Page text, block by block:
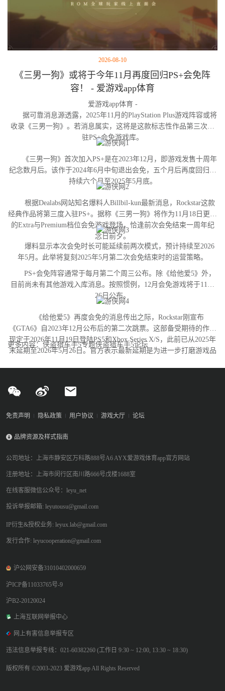
2026-08-10
《三男一狗》或将于今年11月再度回归PS+会免阵
容！ - 爱游戏app体育
爱游戏app体育 -
据可靠消息源透露，2025年11月的PlayStation Plus游戏阵容或将
收录《三男一狗》。若消息属实，这将是这款标志性作品第三次进
驻PS+会免游戏库。
《三男一狗》首次加入PS+是在2023年12月，即游戏发售十周年
纪念数月后。该作于2024年6月中旬退出会免，五个月后再度回归并
持续六个月至2025年5月底。
根据Dealabs网站知名爆料人Billbil-kun最新消息，Rockstar这款
经典作品将第三度入驻PS+。据称《三男一狗》将作为11月18日更新
的Extra与Premium档位会免游戏登场，恰逢前次会免结束一周年纪
念日前夕。
爆料显示本次会免时长可能延续前两次模式，预计持续至2026
年5月。此举将复刻2025年5月第二次会免结束时的运营策略。
PS+会免阵容通常于每月第二个周三公布。除《给他爱5》外，
目前尚未有其他游戏入库消息。按照惯例，12月会免游戏将于11月
26日公布。
《给他爱5》再度会免的消息传出之际，Rockstar刚宣布
《GTA6》自2023年12月公布后的第二次跳票。这部备受期待的作品
现定于2026年11月19日登陆PS5和Xbox Series X/S，此前已从2025年
末延期至2026年5月26日。官方表示最新延期是为进一步打磨游戏品
更多内容：侠盗猎车手5专题侠盗猎车手5论坛
免责声明 隐私政策 用户协议 游戏大厅 论坛
品牌资源及样式指南
公司地址：上海市静安区万科路888号A6 AYX爱游戏体育app官方网站
注册地址：上海市闵行区南川路666号戊楼1688室
在线客服微信公众号：leyu_net
投诉举报邮箱: leyutousu@gmail.com
IP衍生&授权业务: leyux.lab@gmail.com
发行合作: leyucooperation@gmail.com
沪公网安备31010402000659
沪ICP备11033765号-9
沪B2-20120024
上海互联网举报中心
网上有害信息举报专区
违法信息举报专线：021-60382260 (工作日 9:30 ~ 12:00, 13:30 ~ 18:30)
版权所有 ©2003-2023 爱游戏app All Rights Reserved